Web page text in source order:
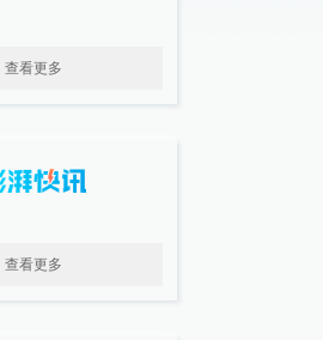
查看更多
查看更多